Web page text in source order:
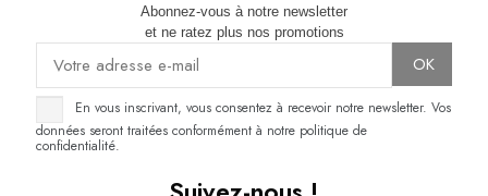
Abonnez-vous à notre newsletter
et ne ratez plus nos promotions
En vous inscrivant, vous consentez à recevoir notre newsletter. Vos
données seront traitées conformément à notre politique de
confidentialité.